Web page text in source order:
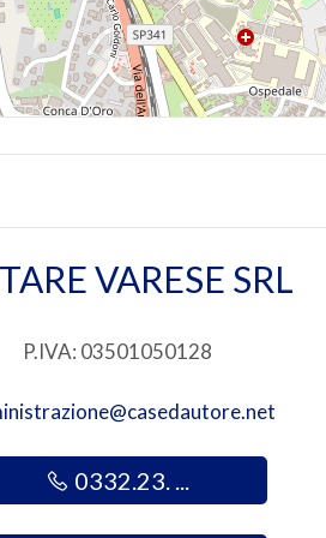
VARESE SRL
P.IVA: 03501050128
0332.23. ...